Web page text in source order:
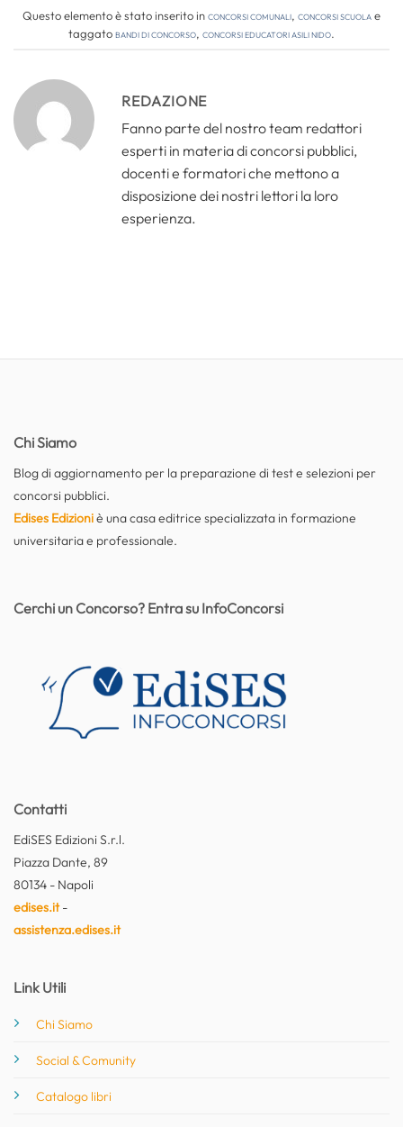
Questo elemento è stato inserito inConcorsi comunali, Concorsi Scuolae
taggatobandi di concorso, concorsi educatori asili nido.
REDAZIONE
Fanno parte del nostro team redattori
esperti in materia di concorsi pubblici,
docenti e formatori che mettono a
disposizione dei nostri lettori la loro
esperienza.
Chi Siamo
Blog di aggiornamento per la preparazione di test e selezioni per
concorsi pubblici.
Edises Edizioniè una casa editrice specializzata in formazione
universitaria e professionale.
Contatti
EdiSES Edizioni S.r.l.
Piazza Dante, 89
80134 - Napoli
edises.it-
assistenza.edises.it
Link Utili
Chi Siamo
Social & Comunity
Catalogo libri
Cerchi un Concorso? Entra su InfoConcorsi